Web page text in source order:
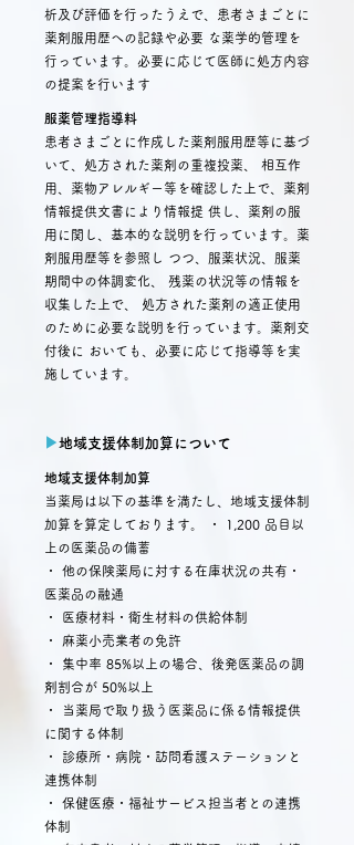
析及び評価を行ったうえで、患者さまごとに
薬剤服用歴への記録や必要 な薬学的管理を
行っています。必要に応じて医師に処方内容
の提案を行います
服薬管理指導料
患者さまごとに作成した薬剤服用歴等に基づ
いて、処方された薬剤の重複投薬、 相互作
用、薬物アレルギー等を確認した上で、薬剤
情報提供文書により情報提 供し、薬剤の服
用に関し、基本的な説明を行っています。薬
剤服用歴等を参照し つつ、服薬状況、服薬
期間中の体調変化、 残薬の状況等の情報を
収集した上で、 処方された薬剤の適正使用
のために必要な説明を行っています。薬剤交
付後に おいても、必要に応じて指導等を実
施しています。
▶︎地域支援体制加算について
地域支援体制加算
当薬局は以下の基準を満たし、地域支援体制
加算を算定しております。 ・ 1,200 品目以
上の医薬品の備蓄
・ 他の保険薬局に対する在庫状況の共有・
医薬品の融通
・ 医療材料・衛生材料の供給体制
・ 麻薬小売業者の免許
・ 集中率 85%以上の場合、後発医薬品の調
剤割合が 50%以上
・ 当薬局で取り扱う医薬品に係る情報提供
に関する体制
・ 診療所・病院・訪問看護ステーションと
連携体制
・ 保健医療・福祉サービス担当者との連携
体制